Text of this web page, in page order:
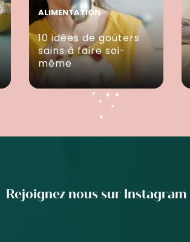
ALIMENTATION
10 idées de goûters
sains à faire soi-
même
Rejoignez nous sur Instagram